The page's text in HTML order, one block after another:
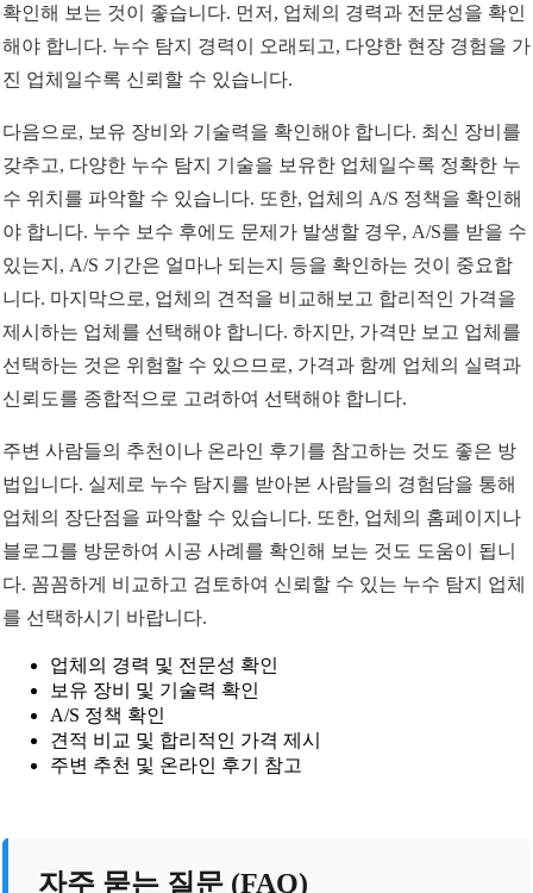
확인해 보는 것이 좋습니다. 먼저, 업체의 경력과 전문성을 확인
해야 합니다. 누수 탐지 경력이 오래되고, 다양한 현장 경험을 가
진 업체일수록 신뢰할 수 있습니다.
다음으로, 보유 장비와 기술력을 확인해야 합니다. 최신 장비를
갖추고, 다양한 누수 탐지 기술을 보유한 업체일수록 정확한 누
수 위치를 파악할 수 있습니다. 또한, 업체의 A/S 정책을 확인해
야 합니다. 누수 보수 후에도 문제가 발생할 경우, A/S를 받을 수
있는지, A/S 기간은 얼마나 되는지 등을 확인하는 것이 중요합
니다. 마지막으로, 업체의 견적을 비교해보고 합리적인 가격을
제시하는 업체를 선택해야 합니다. 하지만, 가격만 보고 업체를
선택하는 것은 위험할 수 있으므로, 가격과 함께 업체의 실력과
신뢰도를 종합적으로 고려하여 선택해야 합니다.
주변 사람들의 추천이나 온라인 후기를 참고하는 것도 좋은 방
법입니다. 실제로 누수 탐지를 받아본 사람들의 경험담을 통해
업체의 장단점을 파악할 수 있습니다. 또한, 업체의 홈페이지나
블로그를 방문하여 시공 사례를 확인해 보는 것도 도움이 됩니
다. 꼼꼼하게 비교하고 검토하여 신뢰할 수 있는 누수 탐지 업체
를 선택하시기 바랍니다.
업체의 경력 및 전문성 확인
보유 장비 및 기술력 확인
A/S 정책 확인
견적 비교 및 합리적인 가격 제시
주변 추천 및 온라인 후기 참고
자주 묻는 질문 (FAQ)